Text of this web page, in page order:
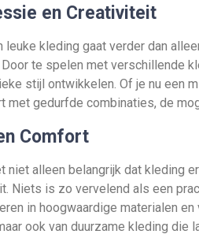
en Creativiteit
leuke kleding gaat verder dan
te spelen met verschillende
stijl ontwikkelen. Of je nu een
met gedurfde combinaties, de
Comfort
niet alleen belangrijk dat kleding
Niets is zo vervelend als een
in hoogwaardige materialen
ook van duurzame kleding die